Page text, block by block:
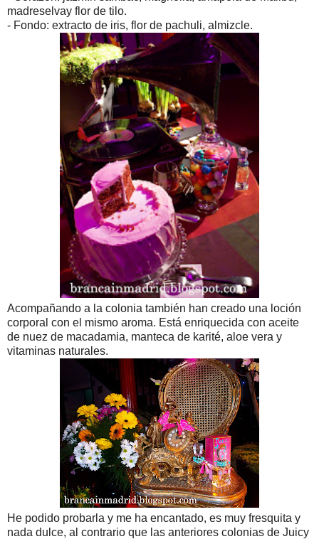
madreselvay flor de tilo.
- Fondo: extracto de iris, flor de pachuli, almizcle.
Acompañando a la colonia también han creado una loción
corporal con el mismo aroma. Está enriquecida con aceite
de nuez de macadamia, manteca de karité, aloe vera y
vitaminas naturales.
He podido probarla y me ha encantado, es muy fresquita y
nada dulce, al contrario que las anteriores colonias de Juicy